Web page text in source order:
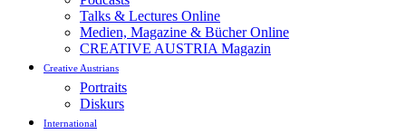
Talks & Lectures Online
Medien, Magazine & Bücher Online
CREATIVE AUSTRIA Magazin
Creative Austrians
Portraits
Diskurs
International